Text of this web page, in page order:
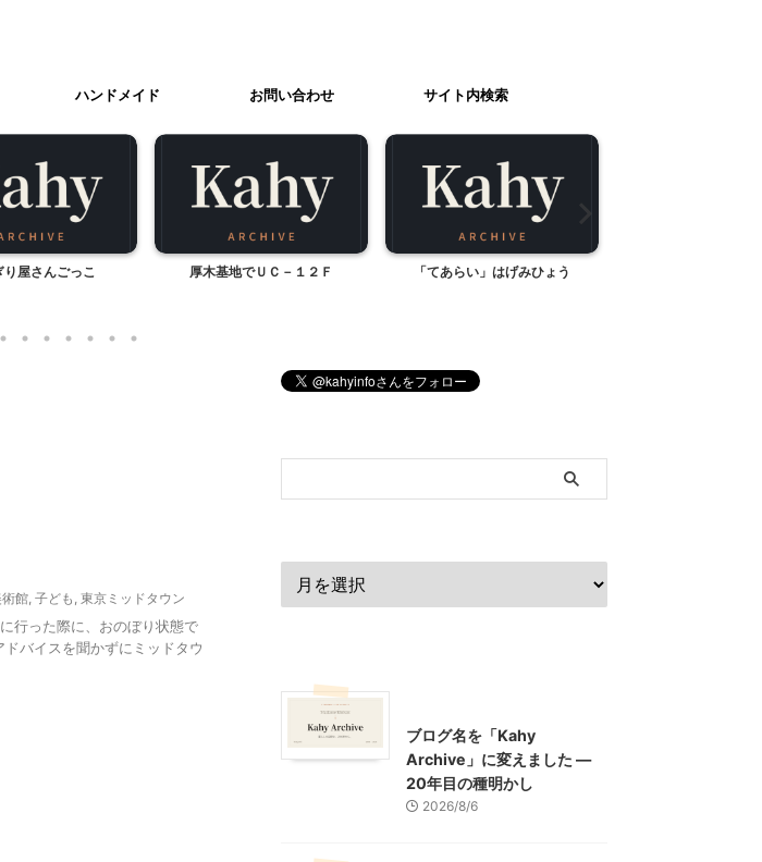
ハンドメイド お問い合わせ サイト内検索
り屋さんごっこ 厚木基地でＵＣ－１２Ｆ 「てあらい」はげみひょう
館 子ども 東京ミッドタウン
行った際に、おのぼり状態で
バイスを聞かずにミッドタウ
ブログ名を「Kahy
Archive」に変えました ―
20年目の種明かし
2026/8/6